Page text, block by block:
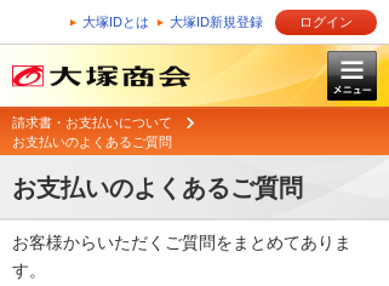
大塚IDとは 大塚ID新規登録 ログイン
請求書・お支払いについて
お支払いのよくあるご質問
お支払いのよくあるご質問
お客様からいただくご質問をまとめてありま
す。